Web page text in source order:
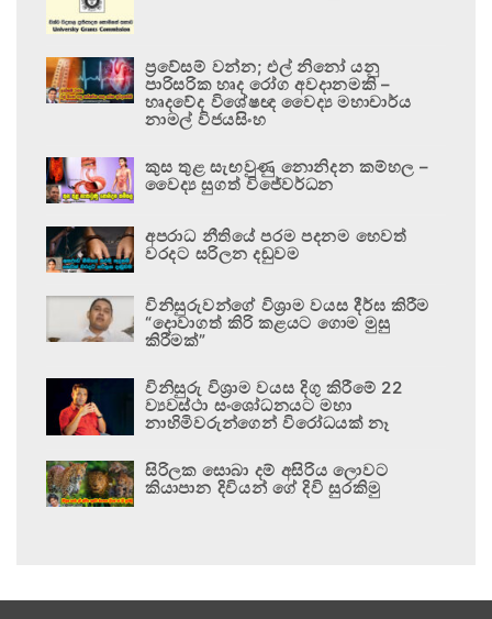
ප්‍රවේසම් වන්න; එල් නිනෝ යනු
පාරිසරික හෘද රෝග අවදානමකි –
හෘදවේද විශේෂඥ වෛද්‍ය මහාචාර්ය
නාමල් විජයසිංහ
කුස තුළ සැඟවුණු නොනිදන කම්හල –
වෛද්‍ය සුගත් විජේවර්ධන
අපරාධ නීතියේ පරම පදනම හෙවත්
වරදට සරිලන දඬුවම
විනිසුරුවන්ගේ විශ්‍රාම වයස දීර්ඝ කිරීම
“දොවාගත් කිරි කළයට ගොම මුසු
කිරීමක්”
විනිසුරු විශ්‍රාම වයස දිගු කිරීමේ 22
ව්‍යවස්ථා සංශෝධනයට මහා
නාහිමිවරුන්ගෙන් විරෝධයක් නෑ
සිරිලක සොබා දම් අසිරිය ලොවට
කියාපාන දිවියන් ගේ දිවි සුරකිමු